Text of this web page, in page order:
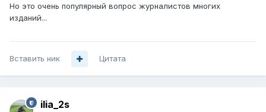
Но это очень популярный вопрос журналистов многих
изданий...
Вставить ник Цитата
ilia_2s